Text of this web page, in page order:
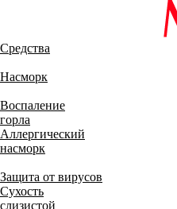
Средства
Насморк
Воспаление
горла
Аллергический
насморк
Защита от вирусов
Сухость
слизистой